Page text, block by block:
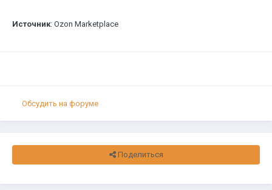
Источник: Ozon Marketplace
Обсудить на форуме
Поделиться